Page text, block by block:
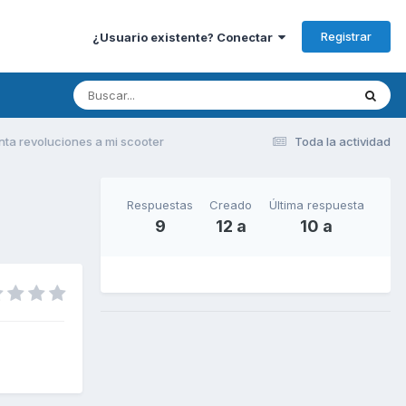
¿Usuario existente? Conectar Registrar
Toda la actividad
revoluciones a mi scooter
Respuestas
9
Creado
12 a
Última respuesta
10 a